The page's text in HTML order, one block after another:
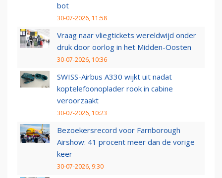
bot
30-07-2026, 11:58
Vraag naar vliegtickets wereldwijd onder
druk door oorlog in het Midden-Oosten
30-07-2026, 10:36
SWISS-Airbus A330 wijkt uit nadat
koptelefoonoplader rook in cabine
veroorzaakt
30-07-2026, 10:23
Bezoekersrecord voor Farnborough
Airshow: 41 procent meer dan de vorige
keer
30-07-2026, 9:30